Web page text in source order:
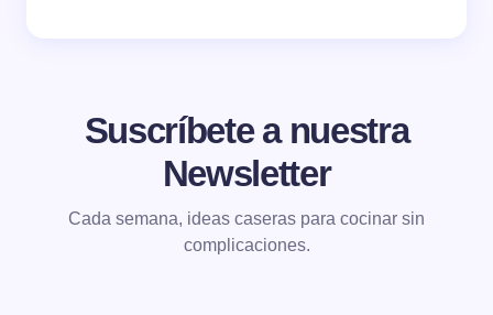
Suscríbete a nuestra
Newsletter
Cada semana, ideas caseras para cocinar sin
complicaciones.